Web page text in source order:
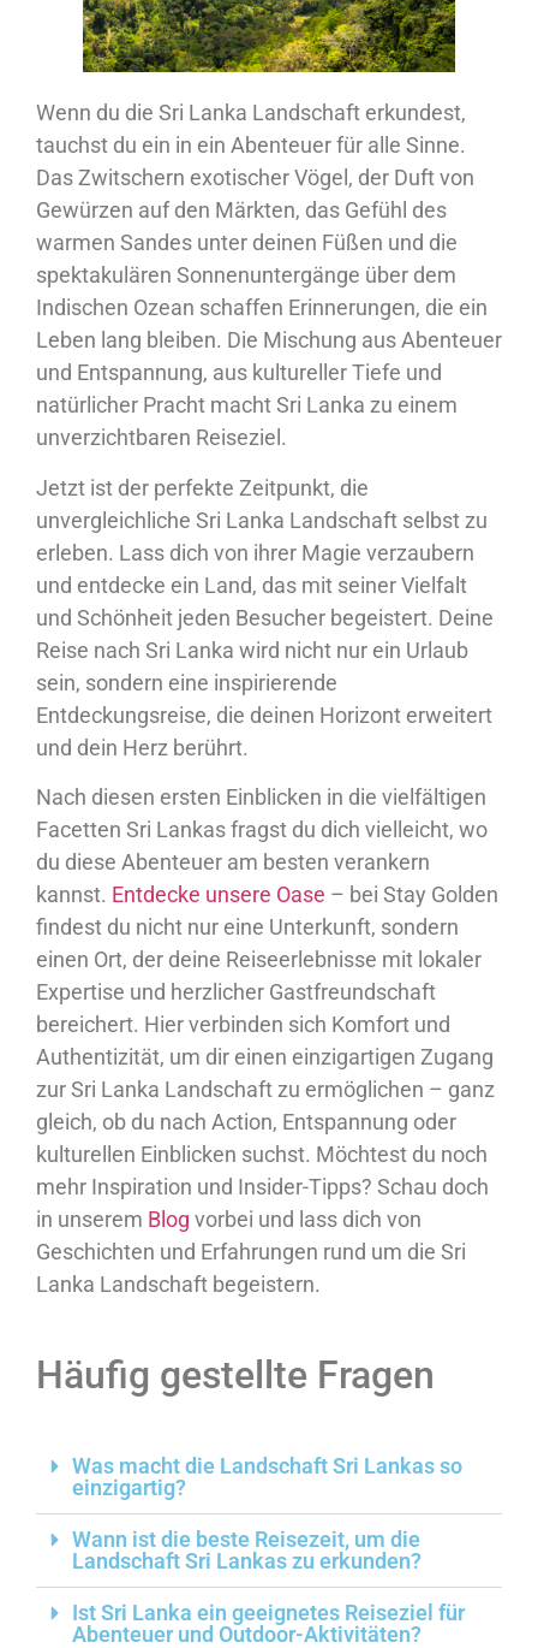
Wenn du die Sri Lanka Landschaft erkundest,
tauchst du ein in ein Abenteuer für alle Sinne.
Das Zwitschern exotischer Vögel, der Duft von
Gewürzen auf den Märkten, das Gefühl des
warmen Sandes unter deinen Füßen und die
spektakulären Sonnenuntergänge über dem
Indischen Ozean schaffen Erinnerungen, die ein
Leben lang bleiben. Die Mischung aus Abenteuer
und Entspannung, aus kultureller Tiefe und
natürlicher Pracht macht Sri Lanka zu einem
unverzichtbaren Reiseziel.
Jetzt ist der perfekte Zeitpunkt, die
unvergleichliche Sri Lanka Landschaft selbst zu
erleben. Lass dich von ihrer Magie verzaubern
und entdecke ein Land, das mit seiner Vielfalt
und Schönheit jeden Besucher begeistert. Deine
Reise nach Sri Lanka wird nicht nur ein Urlaub
sein, sondern eine inspirierende
Entdeckungsreise, die deinen Horizont erweitert
und dein Herz berührt.
Nach diesen ersten Einblicken in die vielfältigen
Facetten Sri Lankas fragst du dich vielleicht, wo
du diese Abenteuer am besten verankern
kannst. Entdecke unsere Oase – bei Stay Golden
findest du nicht nur eine Unterkunft, sondern
einen Ort, der deine Reiseerlebnisse mit lokaler
Expertise und herzlicher Gastfreundschaft
bereichert. Hier verbinden sich Komfort und
Authentizität, um dir einen einzigartigen Zugang
zur Sri Lanka Landschaft zu ermöglichen – ganz
gleich, ob du nach Action, Entspannung oder
kulturellen Einblicken suchst. Möchtest du noch
mehr Inspiration und Insider-Tipps? Schau doch
in unserem Blog vorbei und lass dich von
Geschichten und Erfahrungen rund um die Sri
Lanka Landschaft begeistern.
Häufig gestellte Fragen
Was macht die Landschaft Sri Lankas so
einzigartig?
Wann ist die beste Reisezeit, um die
Landschaft Sri Lankas zu erkunden?
Ist Sri Lanka ein geeignetes Reiseziel für
Abenteuer und Outdoor-Aktivitäten?